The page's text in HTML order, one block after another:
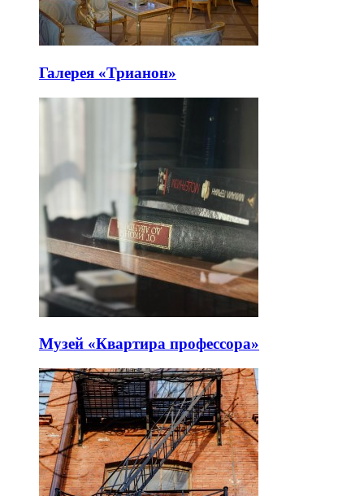
Галерея «Трианон»
Музей «Квартира профессора»